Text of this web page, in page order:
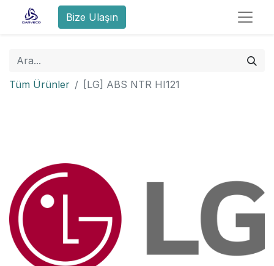
Bize Ulaşın
Tüm Ürünler [LG] ABS NTR HI121